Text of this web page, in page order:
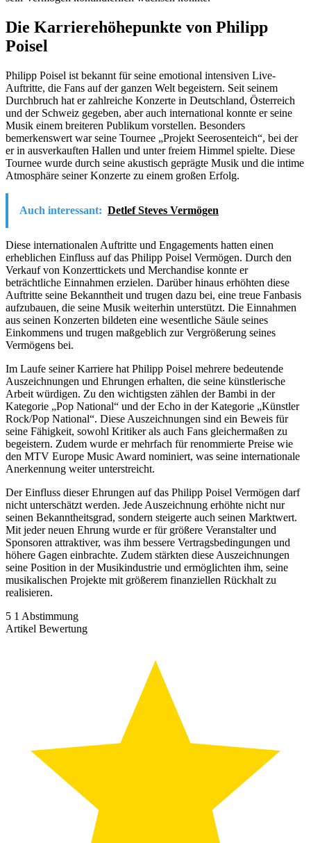
Die Karrierehöhepunkte von Philipp
Poisel
Philipp Poisel ist bekannt für seine emotional intensiven Live-
Auftritte, die Fans auf der ganzen Welt begeistern. Seit seinem
Durchbruch hat er zahlreiche Konzerte in Deutschland, Österreich
und der Schweiz gegeben, aber auch international konnte er seine
Musik einem breiteren Publikum vorstellen. Besonders
bemerkenswert war seine Tournee „Projekt Seerosenteich“, bei der
er in ausverkauften Hallen und unter freiem Himmel spielte. Diese
Tournee wurde durch seine akustisch geprägte Musik und die intime
Atmosphäre seiner Konzerte zu einem großen Erfolg.
Auch interessant: Detlef Steves Vermögen
Diese internationalen Auftritte und Engagements hatten einen
erheblichen Einfluss auf das Philipp Poisel Vermögen. Durch den
Verkauf von Konzerttickets und Merchandise konnte er
beträchtliche Einnahmen erzielen. Darüber hinaus erhöhten diese
Auftritte seine Bekanntheit und trugen dazu bei, eine treue Fanbasis
aufzubauen, die seine Musik weiterhin unterstützt. Die Einnahmen
aus seinen Konzerten bildeten eine wesentliche Säule seines
Einkommens und trugen maßgeblich zur Vergrößerung seines
Vermögens bei.
Im Laufe seiner Karriere hat Philipp Poisel mehrere bedeutende
Auszeichnungen und Ehrungen erhalten, die seine künstlerische
Arbeit würdigen. Zu den wichtigsten zählen der Bambi in der
Kategorie „Pop National“ und der Echo in der Kategorie „Künstler
Rock/Pop National“. Diese Auszeichnungen sind ein Beweis für
seine Fähigkeit, sowohl Kritiker als auch Fans gleichermaßen zu
begeistern. Zudem wurde er mehrfach für renommierte Preise wie
den MTV Europe Music Award nominiert, was seine internationale
Anerkennung weiter unterstreicht.
Der Einfluss dieser Ehrungen auf das Philipp Poisel Vermögen darf
nicht unterschätzt werden. Jede Auszeichnung erhöhte nicht nur
seinen Bekanntheitsgrad, sondern steigerte auch seinen Marktwert.
Mit jeder neuen Ehrung wurde er für größere Veranstalter und
Sponsoren attraktiver, was ihm bessere Vertragsbedingungen und
höhere Gagen einbrachte. Zudem stärkten diese Auszeichnungen
seine Position in der Musikindustrie und ermöglichten ihm, seine
musikalischen Projekte mit größerem finanziellen Rückhalt zu
realisieren.
5 1 Abstimmung
Artikel Bewertung